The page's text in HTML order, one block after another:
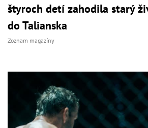
štyroch detí zahodila starý
do Talianska
Zoznam magazíny